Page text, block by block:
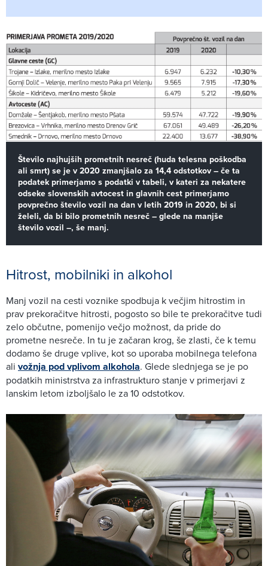
Število najhujših prometnih nesreč (huda telesna poškodba
ali smrt) se je v 2020 zmanjšalo za 14,4 odstotkov – če ta
podatek primerjamo s podatki v tabeli, v kateri za nekatere
odseke slovenskih avtocest in glavnih cest primerjamo
povprečno število vozil na dan v letih 2019 in 2020, bi si
želeli, da bi bilo prometnih nesreč – glede na manjše
število vozil –, še manj.
Hitrost, mobilniki in alkohol
Manj vozil na cesti voznike spodbuja k večjim hitrostim in
prav prekoračitve hitrosti, pogosto so bile te prekoračitve tudi
zelo občutne, pomenijo večjo možnost, da pride do
prometne nesreče. In tu je začaran krog, še zlasti, če k temu
dodamo še druge vplive, kot so uporaba mobilnega telefona
ali vožnja pod vplivom alkohola. Glede slednjega se je po
podatkih ministrstva za infrastrukturo stanje v primerjavi z
lanskim letom izboljšalo le za 10 odstotkov.